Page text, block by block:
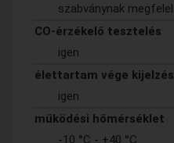
szabványnak megfelel
CO-érzékelő tesztelés
igen
élettartam vége kijelzés
igen
működési hőmérséklet
-10 °C - +40 °C